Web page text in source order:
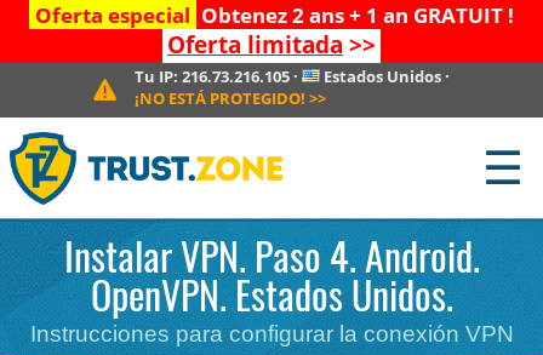
Oferta especial Obtenez 2 ans + 1 an GRATUIT !
Oferta limitada >>
Tu IP: 216.73.216.105· Estados Unidos ·
¡NO ESTÁ PROTEGIDO! >>
☰
Instalar VPN. Paso 4. Android.
OpenVPN. Estados Unidos.
Instrucciones para configurar la conexión VPN